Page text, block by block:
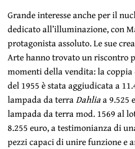
Grande interesse anche per il
dedicato all’illuminazione, con
protagonista assoluto. Le sue
Arte hanno trovato un riscontro
momenti della vendita: la
del 1955 è stata aggiudicata a
lampada da terraDahliaa 9.525
lampada da terra mod. 1569 al
8.255 euro, a testimonianza di
pezzi capaci di unire funzione e